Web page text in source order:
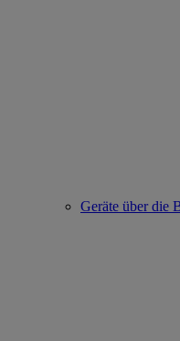
Geräte über die